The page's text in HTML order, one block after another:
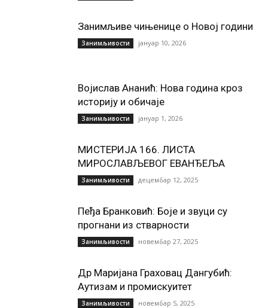
Занимљиве чињенице о Новој години
Занимљивости јануар 10, 2026
Војислав Ананић: Нова година кроз
историју и обичаје
Занимљивости јануар 1, 2026
МИСТЕРИЈА 166. ЛИСТА
МИРОСЛАВЉЕВОГ ЕВАНЂЕЉА
Занимљивости децембар 12, 2025
Пеђа Бранковић: Боје и звуци су
прогнани из стварности
Занимљивости новембар 27, 2025
Др Маријана Граховац Дангубић:
Аутизам и промискуитет
Занимљивости новембар 5, 2025